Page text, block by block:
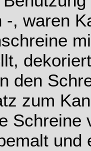
-, waren
den
zum
Schreine
und